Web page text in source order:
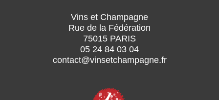
Vins et Champagne
Rue de la Fédération
75015 PARIS
05 24 84 03 04
contact@vinsetchampagne.fr